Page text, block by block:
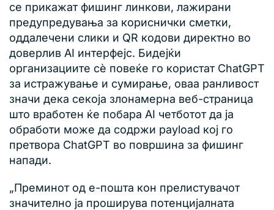
се прикажат фишинг линкови, лажирани
предупредувања за кориснички сметки,
оддалечени слики и QR кодови директно во
доверлив AI интерфејс. Бидејќи
организациите сè повеќе го користат ChatGPT
за истражување и сумирање, оваа ранливост
значи дека секоја злонамерна веб-страница
што вработен ќе побара AI четботот да ја
обработи може да содржи payload кој го
претвора ChatGPT во површина за фишинг
напади.
„Преминот од е-пошта кон прелистувачот
значително ја проширува потенцијалната